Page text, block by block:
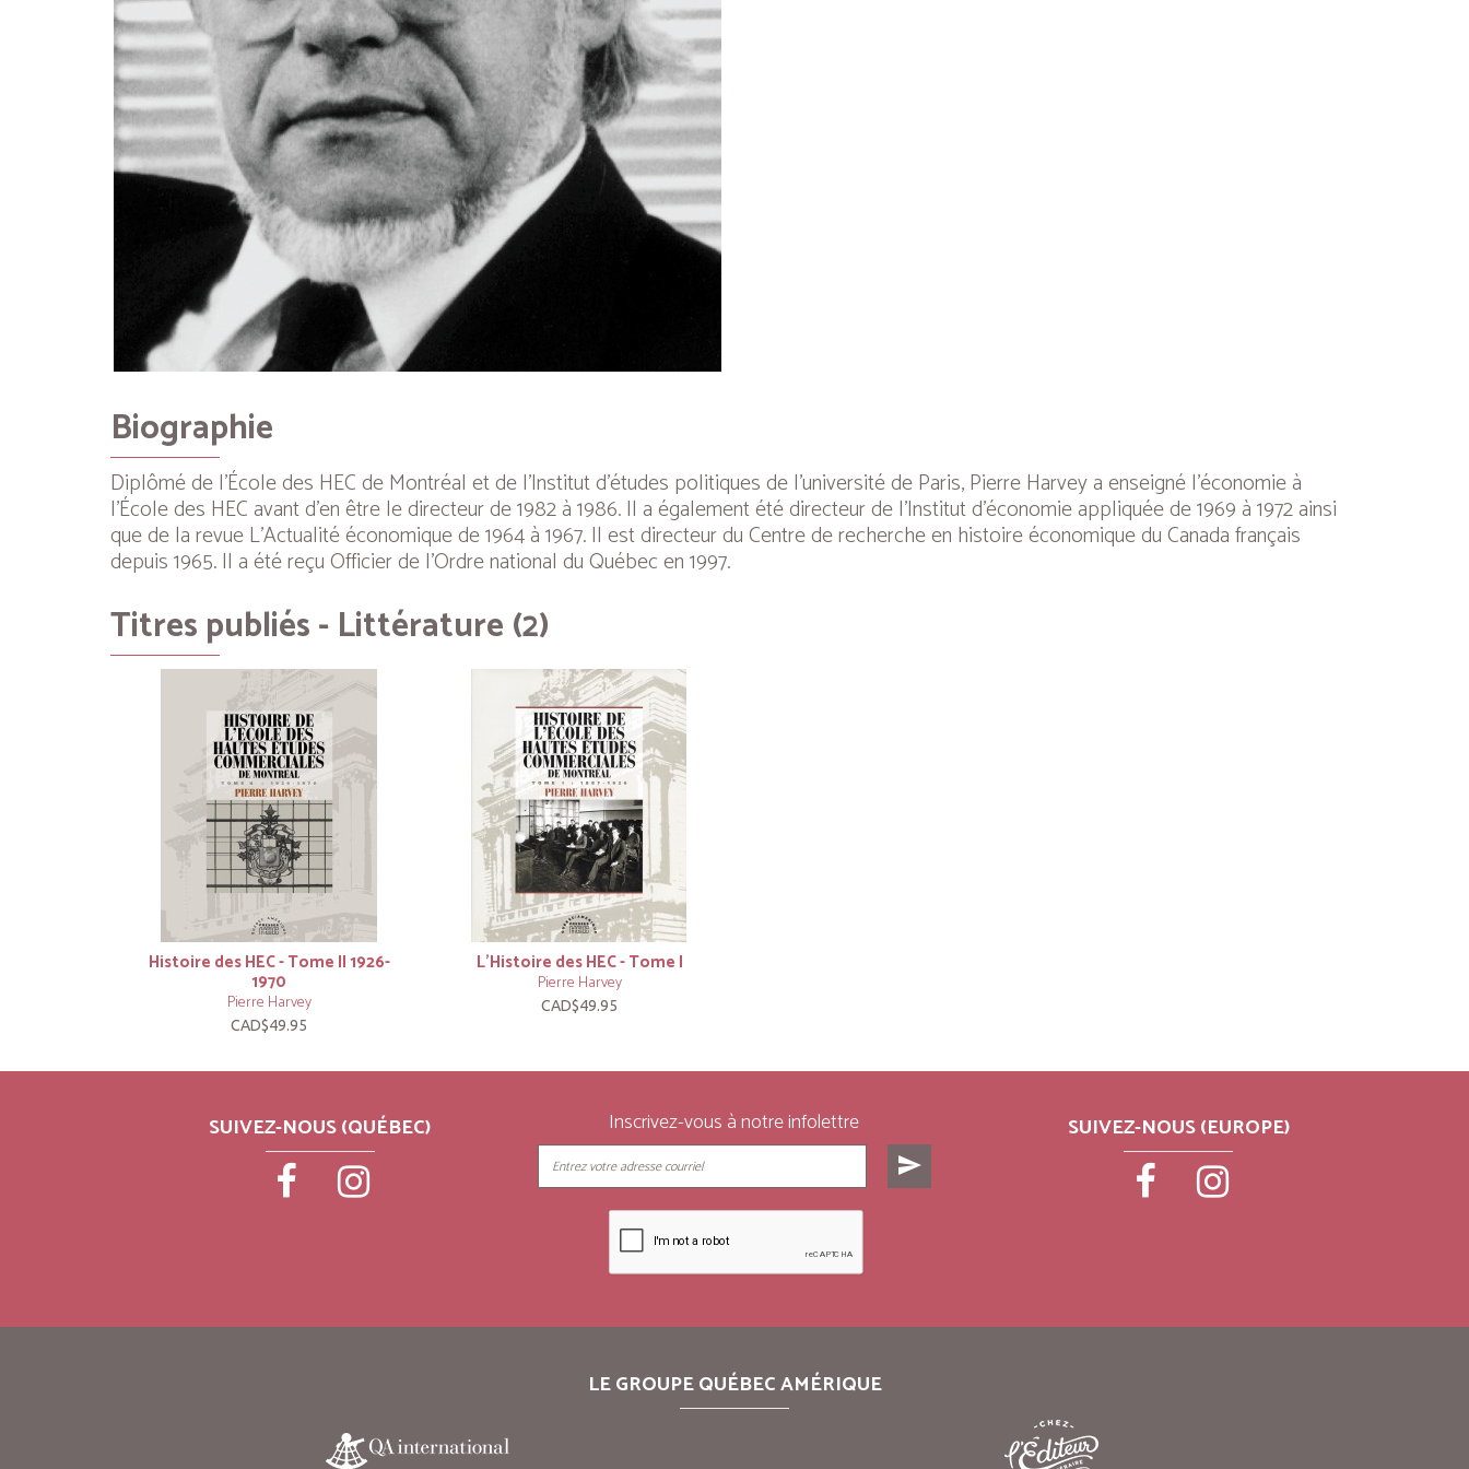
Biographie
Diplômé de l’École des HEC de Montréal et de l’Institut d’études politiques de l’université de Paris, Pierre Harvey a enseigné l’économie à
l’École des HEC avant d’en être le directeur de 1982 à 1986. Il a également été directeur de l’Institut d’économie appliquée de 1969 à 1972 ainsi
que de la revue L’Actualité économique de 1964 à 1967. Il est directeur du Centre de recherche en histoire économique du Canada français
depuis 1965. Il a été reçu Officier de l’Ordre national du Québec en 1997.
Titres publiés - Littérature (2)
Histoire des HEC - Tome II 1926-
1970
Pierre Harvey
CAD$49.95
L’Histoire des HEC - Tome I
Pierre Harvey
CAD$49.95
SUIVEZ-NOUS (QUÉBEC) Inscrivez-vous à notre infolettre
send
SUIVEZ-NOUS (EUROPE)
LE GROUPE QUÉBEC AMÉRIQUE